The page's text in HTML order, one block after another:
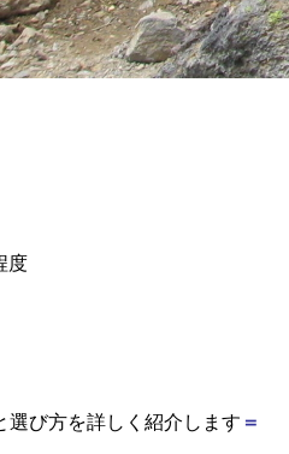
度
選び方を詳しく紹介します ＝